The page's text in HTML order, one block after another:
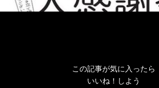
この記事が気に入ったら
いいね！しよう